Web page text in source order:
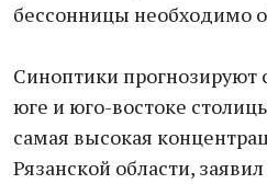
бессонницы необходимо
Синоптики
юге и юго-востоке
самая высокая
Рязанской области,